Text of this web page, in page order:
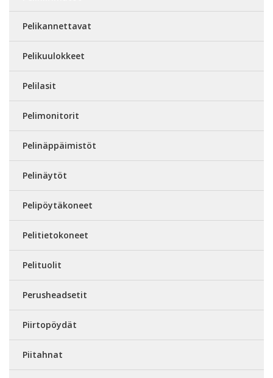
Pelikannettavat
Pelikuulokkeet
Pelilasit
Pelimonitorit
Pelinäppäimistöt
Pelinäytöt
Pelipöytäkoneet
Pelitietokoneet
Pelituolit
Perusheadsetit
Piirtopöydät
Piitahnat